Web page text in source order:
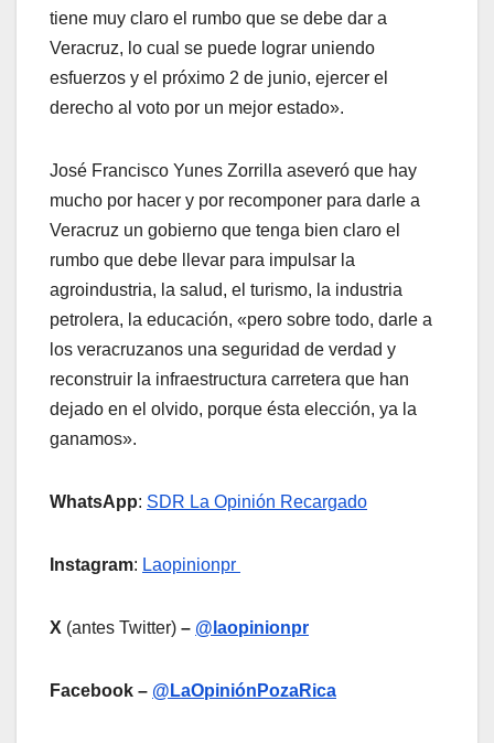
tiene muy claro el rumbo que se debe dar a
Veracruz, lo cual se puede lograr uniendo
esfuerzos y el próximo 2 de junio, ejercer el
derecho al voto por un mejor estado».
José Francisco Yunes Zorrilla aseveró que hay
mucho por hacer y por recomponer para darle a
Veracruz un gobierno que tenga bien claro el
rumbo que debe llevar para impulsar la
agroindustria, la salud, el turismo, la industria
petrolera, la educación, «pero sobre todo, darle a
los veracruzanos una seguridad de verdad y
reconstruir la infraestructura carretera que han
dejado en el olvido, porque ésta elección, ya la
ganamos».
WhatsApp: SDR La Opinión Recargado
Instagram: Laopinionpr
X (antes Twitter) – @laopinionpr
Facebook – @LaOpiniónPozaRica